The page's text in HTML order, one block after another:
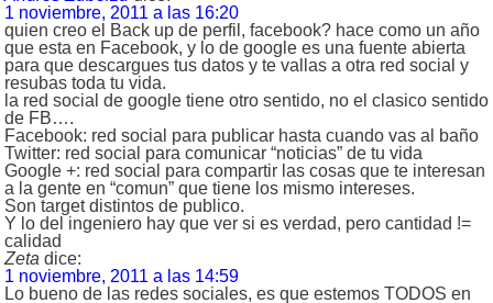
1 noviembre, 2011 a las 16:20
quien creo el Back up de perfil, facebook? hace como un año
que esta en Facebook, y lo de google es una fuente abierta
para que descargues tus datos y te vallas a otra red social y
resubas toda tu vida.
la red social de google tiene otro sentido, no el clasico sentido
de FB….
Facebook: red social para publicar hasta cuando vas al baño
Twitter: red social para comunicar “noticias” de tu vida
Google +: red social para compartir las cosas que te interesan
a la gente en “comun” que tiene los mismo intereses.
Son target distintos de publico.
Y lo del ingeniero hay que ver si es verdad, pero cantidad !=
calidad
Zeta dice:
1 noviembre, 2011 a las 14:59
Lo bueno de las redes sociales, es que estemos TODOS en